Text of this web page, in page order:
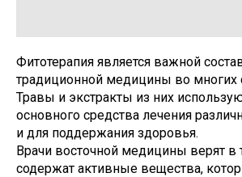
Фитотерапия является важной
традиционной медицины во многих
Травы и экстракты из них
основного средства лечения
и для поддержания здоровья.
Врачи восточной медицины верят в
содержат активные вещества,